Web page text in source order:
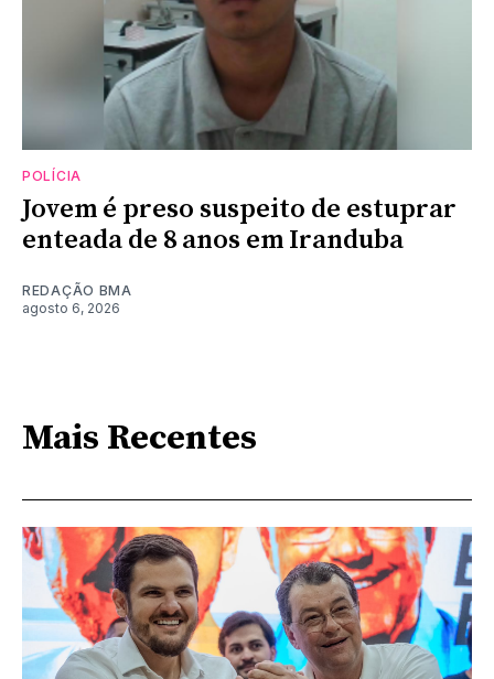
POLÍCIA
Jovem é preso suspeito de estuprar
enteada de 8 anos em Iranduba
REDAÇÃO BMA
agosto 6, 2026
Mais Recentes